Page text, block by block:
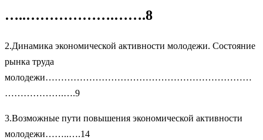
…..……………….…….8
2.Динамика экономической активности молодежи. Состояние
рынка труда
молодежи…………………………………………………………
……………….….9
3.Возможные пути повышения экономической активности
молодежи……..….14